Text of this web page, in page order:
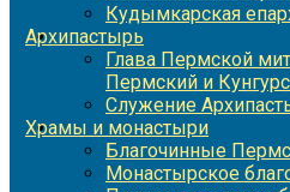
Кудымкарская
Архипастырь
Глава Пермской
Пермский и
Служение
Храмы и монастыри
Благочинные
Монастырское